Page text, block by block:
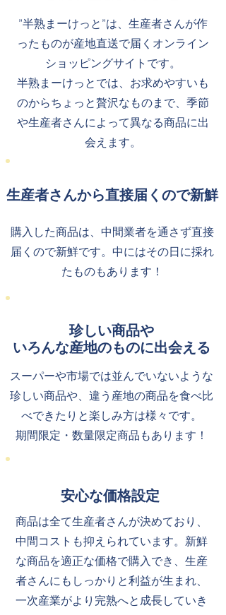
”半熟まーけっと”は、生産者さんが作
ったものが産地直送で届くオンライン
ショッピングサイトです。
半熟まーけっとでは、お求めやすいも
のからちょっと贅沢なものまで、季節
や生産者さんによって異なる商品に出
会えます。
​生産者さんから直接届くので新鮮
購入した商品は、中間業者を通さず直接
届くので新鮮です。中にはその日に採れ
たものもあります！
珍しい商品や
いろんな産地のものに出会える
スーパーや市場では並んでいないような
珍しい商品や、違う産地の商品を食べ比
べできたりと楽しみ方は様々です。
期間限定・数量限定商品もあります！
安心な価格設定
商品は全て生産者さんが決めており、
中間コストも抑えられています。新鮮
な商品を適正な価格で購入でき、生産
者さんにもしっかりと利益が生まれ、
一次産業がより完熟へと成長していき